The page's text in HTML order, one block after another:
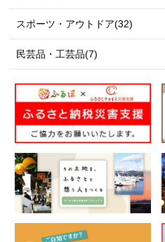
スポーツ・アウトドア(32)
民芸品・工芸品(7)